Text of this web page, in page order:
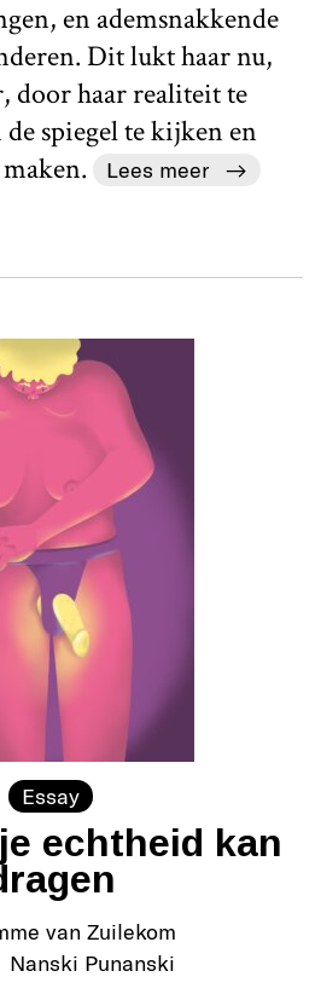
en ademsnakkende
Dit lukt haar nu,
door haar realiteit te
spiegel te kijken en
Lees meer
Essay
echtheid kan
van Zuilekom
Nanski Punanski